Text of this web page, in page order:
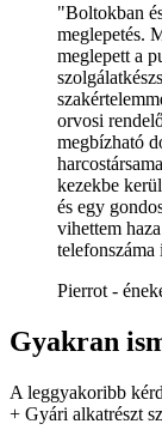
"Boltokban
meglepetés.
meglepett a
orvosi
megbízható
kezekbe
és egy
vihettem
telefonszáma
Pierrot -
Gyakran
A leggyakoribb
+ Gyári alkatrészt